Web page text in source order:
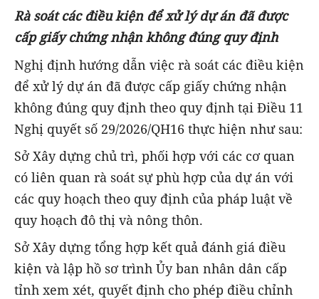
Rà soát các điều kiện để xử lý dự án đã được
cấp giấy chứng nhận không đúng quy định
Nghị định hướng dẫn việc rà soát các điều kiện
để xử lý dự án đã được cấp giấy chứng nhận
không đúng quy định theo quy định tại Điều 11
Nghị quyết số 29/2026/QH16 thực hiện như sau:
Sở Xây dựng chủ trì, phối hợp với các cơ quan
có liên quan rà soát sự phù hợp của dự án với
các quy hoạch theo quy định của pháp luật về
quy hoạch đô thị và nông thôn.
Sở Xây dựng tổng hợp kết quả đánh giá điều
kiện và lập hồ sơ trình Ủy ban nhân dân cấp
tỉnh xem xét, quyết định cho phép điều chỉnh